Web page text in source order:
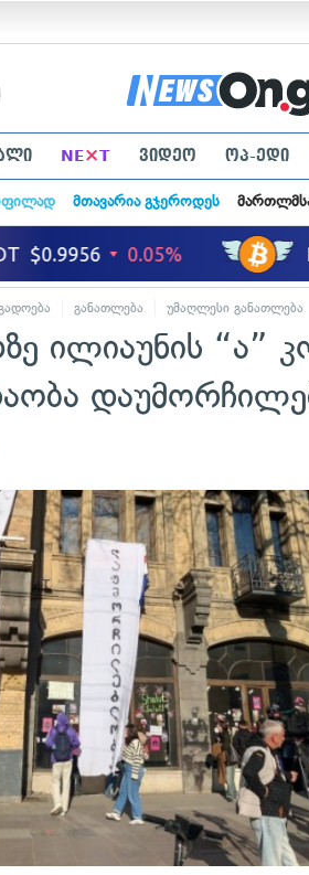
NE×T ვიდეო ოპ-ედი
მთავარია გჯეროდეს
განათლება უმაღლესი განათლება
ილიაუნის “ა”